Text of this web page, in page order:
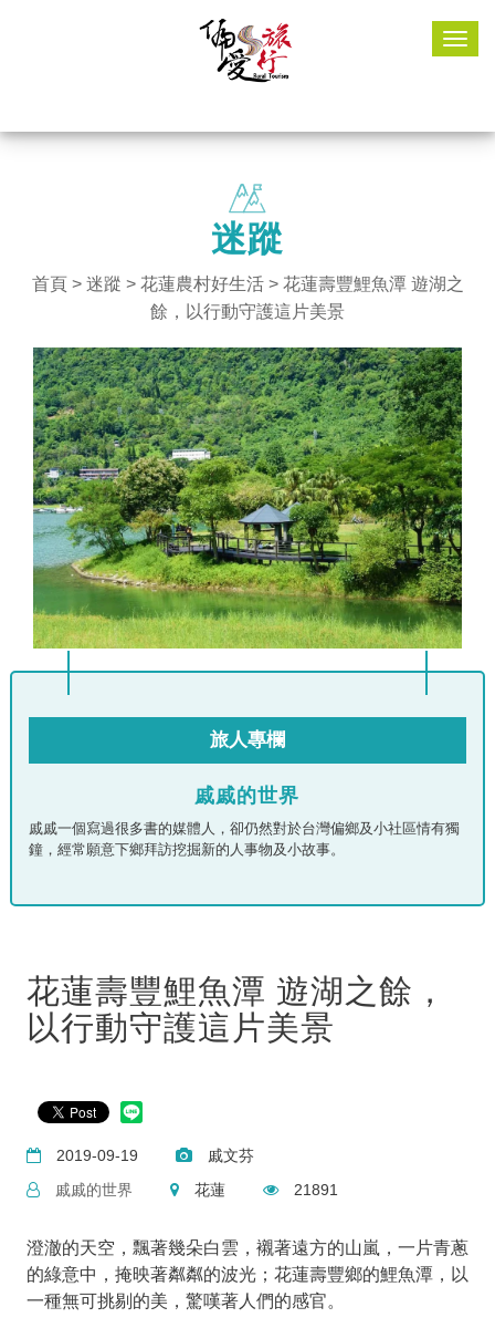
迷蹤
首頁> 迷蹤 > 花蓮農村好生活> 花蓮壽豐鯉魚潭 遊湖之
餘，以行動守護這片美景
旅人專欄
戚戚的世界
戚戚一個寫過很多書的媒體人，卻仍然對於台灣偏鄉及小社區情有獨
鐘，經常願意下鄉拜訪挖掘新的人事物及小故事。
花蓮壽豐鯉魚潭 遊湖之餘，
以行動守護這片美景
2019-09-19
戚文芬
戚戚的世界
花蓮 21891
澄澈的天空，飄著幾朵白雲，襯著遠方的山嵐，一片青蔥
的綠意中，掩映著粼粼的波光；花蓮壽豐鄉的鯉魚潭，以
一種無可挑剔的美，驚嘆著人們的感官。